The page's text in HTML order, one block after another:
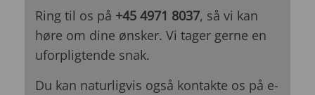
Ring til os på +45 4971 8037, så vi kan
høre om dine ønsker. Vi tager gerne en
uforpligtende snak.
Du kan naturligvis også kontakte os på e-